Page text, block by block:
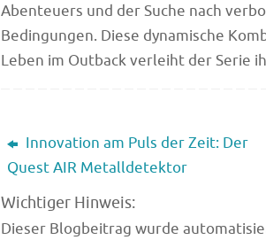
Abenteuers und der Suche nach
Bedingungen. Diese dynamische
Leben im Outback verleiht der Serie
Innovation am Puls der Zeit: Der
Quest AIR Metalldetektor
Wichtiger Hinweis:
Dieser Blogbeitrag wurde